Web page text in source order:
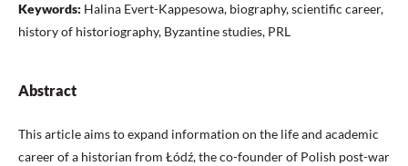
Keywords: Halina Evert-Kappesowa, biography, scientific career,
history of historiography, Byzantine studies, PRL
Abstract
This article aims to expand information on the life and academic
career of a historian from Łódź, the co-founder of Polish post-war